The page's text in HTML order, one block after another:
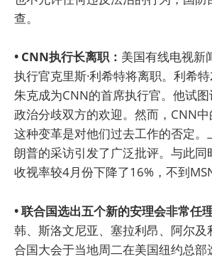
查。
• CNN执行长离职： 美国有线电视新
执行官克里斯·利希特将离职。利希
朱克成为CNN的首席执行官。他试
政治分歧双方的欢迎。然而，CNN中
这种变革是对他们过去工作的否定。
朗普的采访引发了广泛批评。与此同
收视率较4月份下降了16%，不到
• 联合国选出五个新的安理会非常任
韩、斯洛文尼亚、塞拉利昂、阿尔及
合国大会于当地周二在美国纽约总部